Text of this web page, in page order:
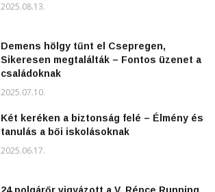
2025.08.13.
Demens hölgy tűnt el Csepregen,
Sikeresen megtalálták – Fontos üzenet a
családoknak
2025.07.10.
Két keréken a biztonság felé – Élmény és
tanulás a bői iskolásoknak
2025.06.17.